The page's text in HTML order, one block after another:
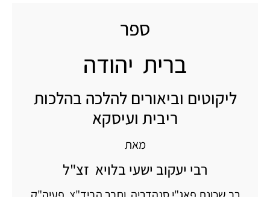
ספר
ברית יהודה
ליקוטים וביאורים להלכה בהלכות
ריבית ועיסקא
מאת
רבי יעקוב ישעי בלויא זצ"ל